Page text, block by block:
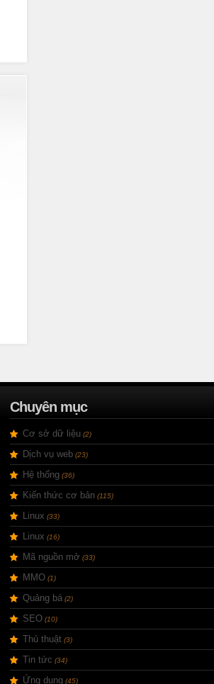
Chuyên mục
Cơ sở dữ liệu (2)
Dịch vụ web (23)
Hệ thống (36)
Kiến thức cơ bản (115)
Linux (33)
Linux (16)
Mã nguồn mở (33)
MMO (1)
Quảng bá (2)
SEO (10)
Thủ thuật (3)
Tin tức (34)
Ứng dụng (45)